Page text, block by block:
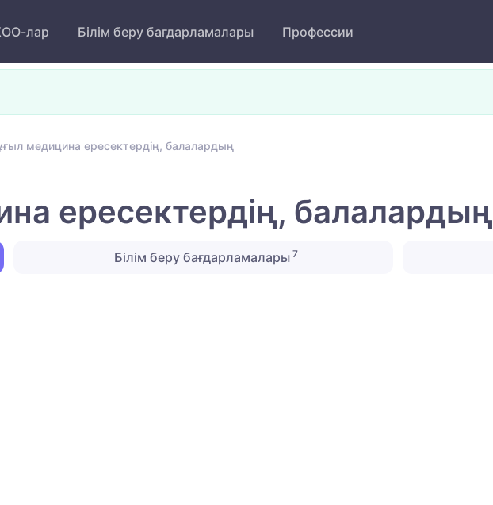
лар Білім беру бағдарламалары Профессии
медицина ересектердің, балалардың
ересектердің, балалардың
Білім беру бағдарламалары 7